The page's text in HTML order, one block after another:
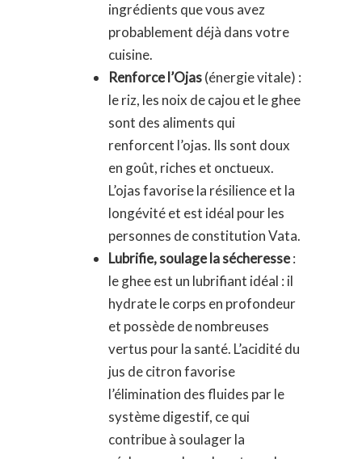
ingrédients que vous avez
probablement déjà dans votre
cuisine.
Renforce l’Ojas(énergie vitale) :
le riz, les noix de cajou et le ghee
sont des aliments qui
renforcent l’ojas. Ils sont doux
en goût, riches et onctueux.
L’ojas favorise la résilience et la
longévité et est idéal pour les
personnes de constitution Vata.
Lubrifie, soulage la sécheresse:
le ghee est un lubrifiant idéal : il
hydrate le corps en profondeur
et possède de nombreuses
vertus pour la santé. L’acidité du
jus de citron favorise
l’élimination des fluides par le
système digestif, ce qui
contribue à soulager la